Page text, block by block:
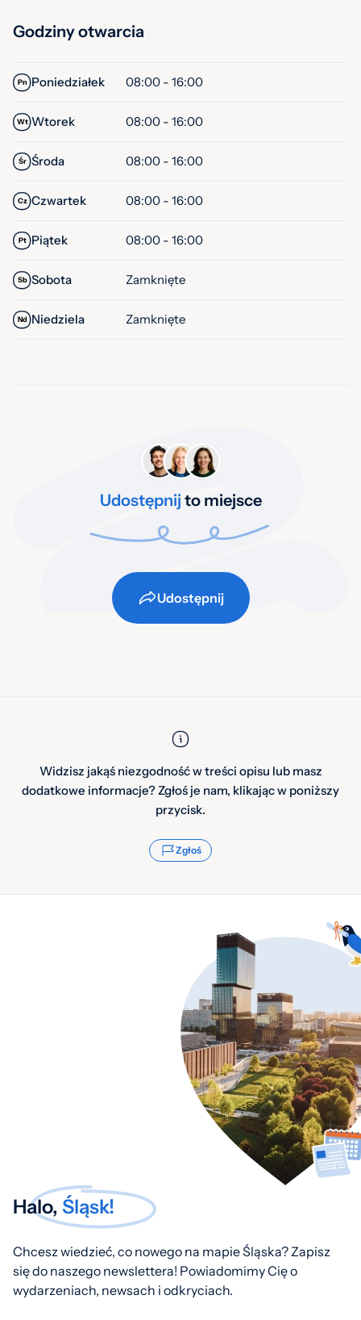
Godziny otwarcia
Pn Poniedziałek 08:00 - 16:00
Wt Wtorek 08:00 - 16:00
Śr Środa 08:00 - 16:00
Cz Czwartek 08:00 - 16:00
Pt Piątek 08:00 - 16:00
Sb Sobota Zamknięte
Nd Niedziela Zamknięte
Udostępnij to miejsce
Udostępnij
Widzisz jakąś niezgodność w treści opisu lub masz
dodatkowe informacje? Zgłoś je nam, klikając w poniższy
przycisk.
Zgłoś
Halo, Śląsk!
Chcesz wiedzieć, co nowego na mapie Śląska? Zapisz
się do naszego newslettera! Powiadomimy Cię o
wydarzeniach, newsach i odkryciach.